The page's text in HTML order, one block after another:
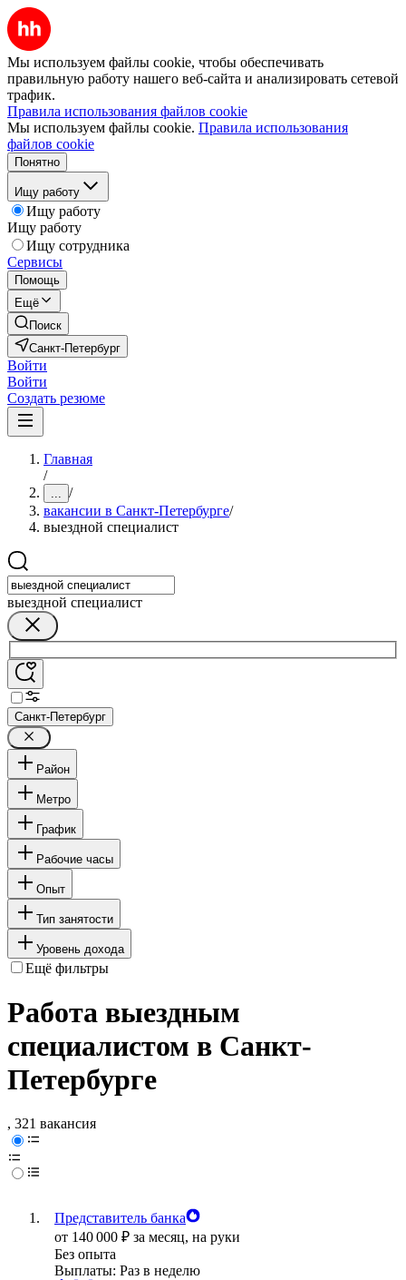
Мы используем файлы cookie, чтобы обеспечивать
правильную работу нашего веб-сайта и анализировать сетевой
трафик.
Правила использования файлов cookie
Мы используем файлы cookie. Правила использования
файлов cookie
Понятно
Ищу работу
Ищу работу
Ищу работу
Ищу сотрудника
Сервисы
Помощь
Ещё
Поиск
Санкт-Петербург
Войти
Войти
Создать резюме
Главная
/
... /
вакансии в Санкт-Петербурге/
выездной специалист
выездной специалист
Санкт-Петербург
Район
Метро
График
Рабочие часы
Опыт
Тип занятости
Уровень дохода
Ещё фильтры
Работа выездным
специалистом в Санкт-
Петербурге
, 321 вакансия
Представитель банка
от 140 000 ₽ за месяц, на руки
Без опыта
Выплаты: Раз в неделю